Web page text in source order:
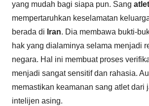
yang mudah bagi siapa pun. Sang
mempertaruhkan keselamatan
berada di Iran. Dia membawa bukti-
hak yang dialaminya selama menjadi
negara. Hal ini membuat proses
menjadi sangat sensitif dan rahasia.
memastikan keamanan sang atlet dari
intelijen asing.